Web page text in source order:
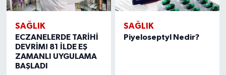
SAĞLIK
ECZANELERDE TARİHİ
DEVRİM! 81 İLDE EŞ
ZAMANLI UYGULAMA
BAŞLADI
SAĞLIK
Piyeloseptyl Nedir?
Yerel
İletişim
Künye